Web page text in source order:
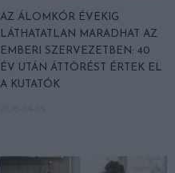
AZ ÁLOMKÓR ÉVEKIG
LÁTHATATLAN MARADHAT AZ
EMBERI SZERVEZETBEN: 40
ÉV UTÁN ÁTTÖRÉST ÉRTEK EL
A KUTATÓK